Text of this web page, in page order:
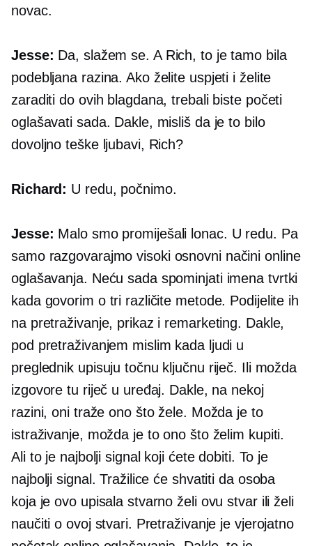
novac.
Jesse: Da, slažem se. A Rich, to je tamo bila
podebljana razina. Ako želite uspjeti i želite
zaraditi do ovih blagdana, trebali biste početi
oglašavati sada. Dakle, misliš da je to bilo
dovoljno teške ljubavi, Rich?
Richard: U redu, počnimo.
Jesse: Malo smo promiješali lonac. U redu. Pa
samo razgovarajmovisokiosnovni načini online
oglašavanja. Neću sada spominjati imena tvrtki
kada govorim o tri različite metode. Podijelite ih
na pretraživanje, prikaz i remarketing. Dakle,
pod pretraživanjem mislim kada ljudi u
preglednik upisuju točnu ključnu riječ. Ili možda
izgovore tu riječ u uređaj. Dakle, na nekoj
razini, oni traže ono što žele. Možda je to
istraživanje, možda je to ono što želim kupiti.
Ali to je najbolji signal koji ćete dobiti. To je
najbolji signal. Tražilice će shvatiti da osoba
koja je ovo upisala stvarno želi ovu stvar ili želi
naučiti o ovoj stvari. Pretraživanje je vjerojatno